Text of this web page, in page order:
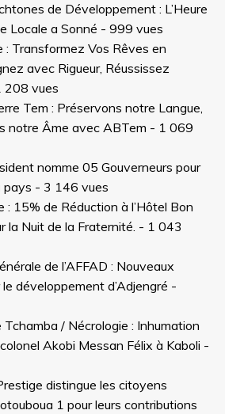
de Développement : L’Heure
Locale a Sonné - 999 vues
: Transformez Vos Rêves en
avec Rigueur, Réussissez
208 vues
Tem : Préservons notre Langue,
notre Âme avec ABTem - 1 069
nomme 05 Gouverneurs pour
pays - 3 146 vues
: 15% de Réduction à l’Hôtel Bon
la Nuit de la Fraternité. - 1 043
de l’AFFAD : Nouveaux
développement d’Adjengré -
/ Nécrologie : Inhumation
Akobi Messan Félix à Kaboli -
distingue les citoyens
1 pour leurs contributions